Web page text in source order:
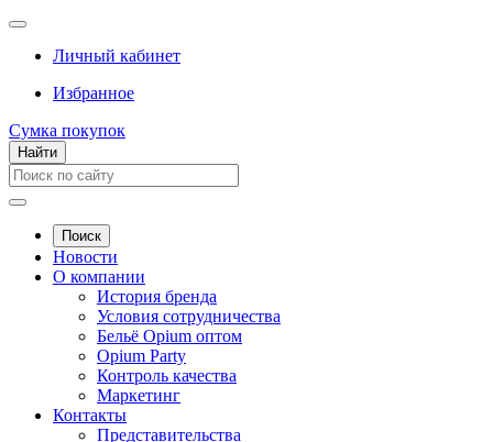
Личный кабинет
Избранное
Сумка покупок
Найти
Поиск
Новости
О компании
История бренда
Условия сотрудничества
Бельё Opium оптом
Opium Party
Контроль качества
Маркетинг
Контакты
Представительства